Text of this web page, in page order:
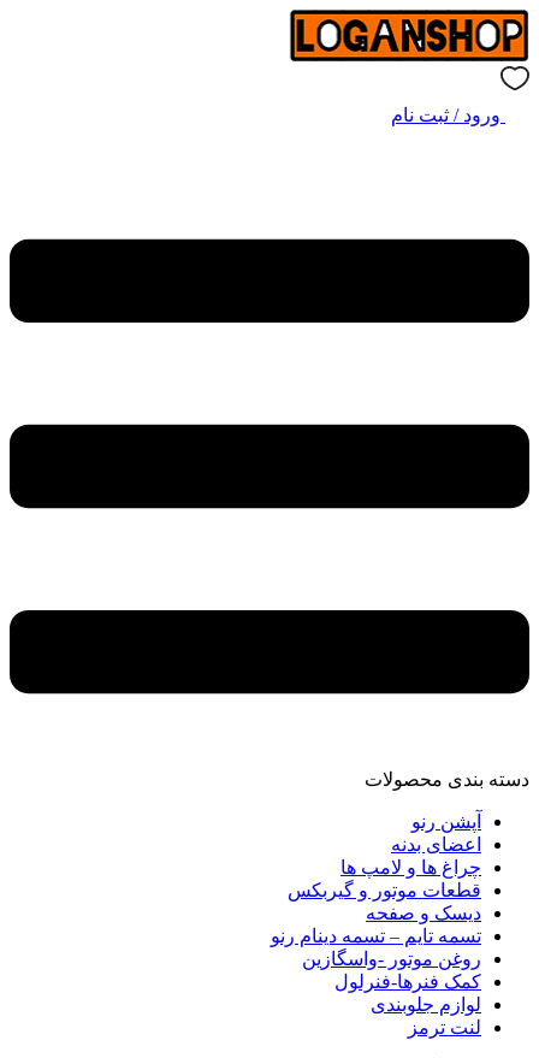
ورود / ثبت نام
دسته‌ بندی محصولات
آپشن رنو
اعضای بدنه
چراغ ها و لامپ ها
قطعات موتور و گیربکس
دیسک و صفحه
تسمه تایم – تسمه دینام رنو
روغن موتور -واسگازین
کمک فنرها-فنرلول
لوازم جلوبندی
لنت ترمز